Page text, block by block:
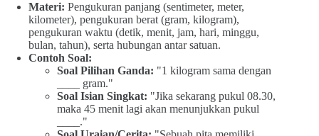
Materi: Pengukuran panjang (sentimeter, meter,
kilometer), pengukuran berat (gram, kilogram),
pengukuran waktu (detik, menit, jam, hari, minggu,
bulan, tahun), serta hubungan antar satuan.
Contoh Soal:
Soal Pilihan Ganda: "1 kilogram sama dengan
____ gram."
Soal Isian Singkat: "Jika sekarang pukul 08.30,
maka 45 menit lagi akan menunjukkan pukul
____."